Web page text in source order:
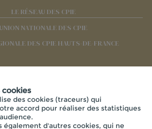
LE RÉSEAU DES CPIE
UNION NATIONALE DES CPIE
DES CPIE HAUTS-DE-FRANCE
des cookies (traceurs) qui
accord pour réaliser des statistiques
également d'autres cookies, qui ne